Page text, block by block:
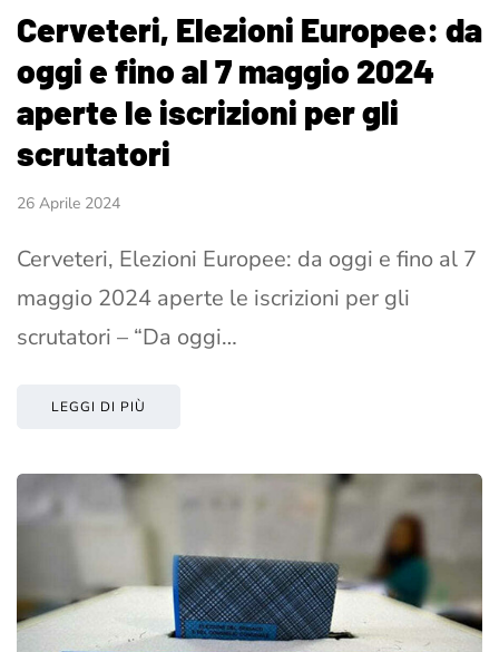
Cerveteri, Elezioni Europee: da
oggi e fino al 7 maggio 2024
aperte le iscrizioni per gli
scrutatori
26 Aprile 2024
Cerveteri, Elezioni Europee: da oggi e fino al 7
maggio 2024 aperte le iscrizioni per gli
scrutatori – “Da oggi…
LEGGI DI PIÙ